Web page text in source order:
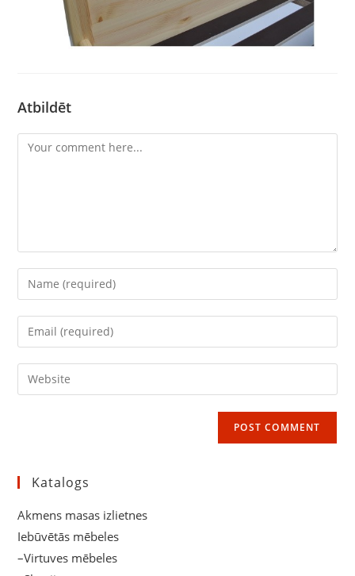
Atbildēt
Comment
Enter
your
name
comment
Enter
your
email
address
Enter
your
Katalogs
Akmens masas izlietnes
Iebūvētās mēbeles
–Virtuves mēbeles